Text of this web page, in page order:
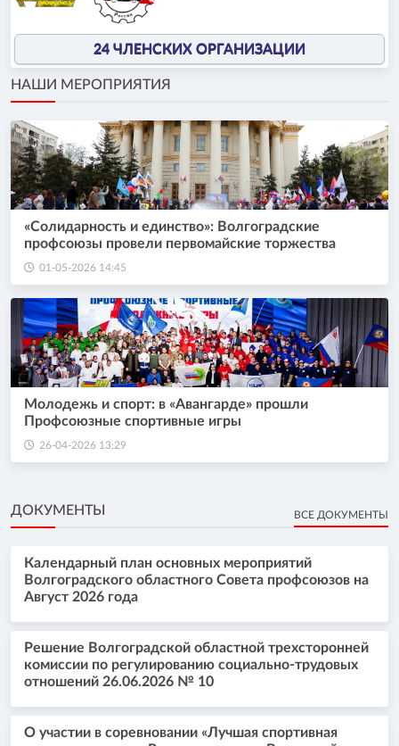
24 ЧЛЕНСКИХ ОРГАНИЗАЦИИ
НАШИ МЕРОПРИЯТИЯ
«Солидарность и единство»: Волгоградские
профсоюзы провели первомайские торжества
01-05-2026 14:45
Молодежь и спорт: в «Авангарде» прошли
Профсоюзные спортивные игры
26-04-2026 13:29
ДОКУМЕНТЫ ВСЕ ДОКУМЕНТЫ
Календарный план основных мероприятий
Волгоградского областного Совета профсоюзов на
Август 2026 года
Решение Волгоградской областной трехсторонней
комиссии по регулированию социально-трудовых
отношений 26.06.2026 № 10
О участии в соревновании «Лучшая спортивная